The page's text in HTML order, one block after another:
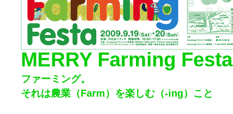
MERRY Farming Festa
ファーミング。
それは農業（Farm）を楽しむ（-ing）こと